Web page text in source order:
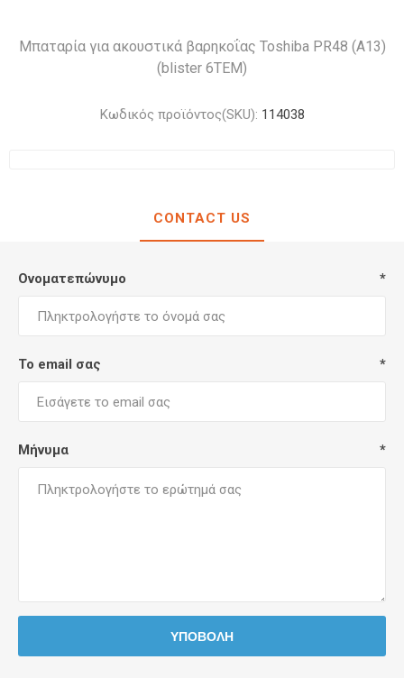
Μπαταρία για ακουστικά βαρηκοΐας Toshiba PR48 (A13)
(blister 6ΤΕΜ)
Κωδικός προϊόντος(SKU): 114038
CONTACT US
Ονοματεπώνυμο *
Το email σας *
Μήνυμα *